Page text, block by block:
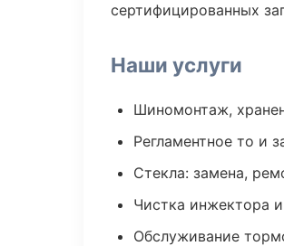
сертифицированных
Наши услуги
Шиномонтаж,
Регламентное то и
Стекла: замена,
Чистка инжектора
Обслуживание